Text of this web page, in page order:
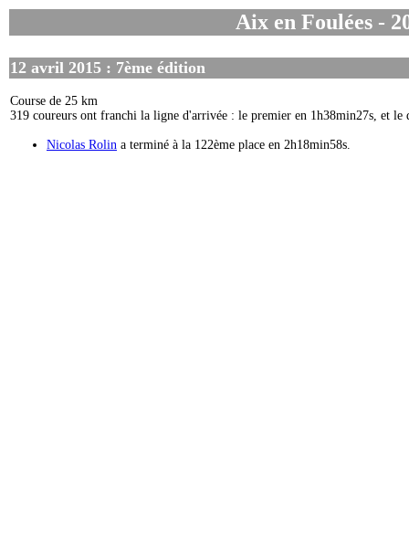
Aix en Foulées -
12 avril 2015 : 7ème édition
Course de 25 km
319 coureurs ont franchi la ligne d'arrivée : le premier en 1h38min27s, et le
Nicolas Rolin a terminé à la 122ème place en 2h18min58s.